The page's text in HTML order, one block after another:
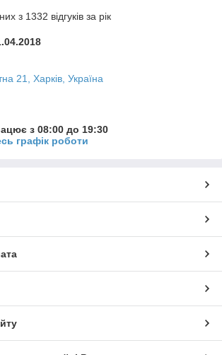
з 1332 відгуків за рік
21, Харків, Україна
з 08:00 до 19:30
графік роботи